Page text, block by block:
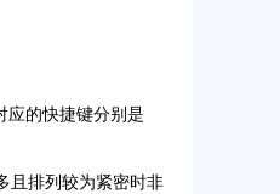
的快捷键分别是
且排列较为紧密时非